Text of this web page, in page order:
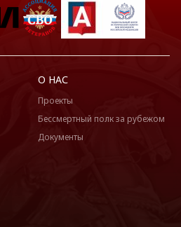
О НАС
Проекты
Бессмертный полк за рубежом
Документы